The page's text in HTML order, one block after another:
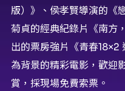
版）》、侯孝賢導演的《
菊貞的經典紀錄片《南方
出的票房強片《青春
為背景的精彩電影，歡迎
賞，採現場免費索票。